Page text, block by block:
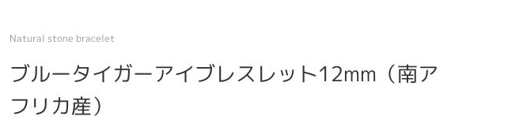
Natural stone bracelet
ブルータイガーアイブレスレット12mm（南ア
フリカ産）